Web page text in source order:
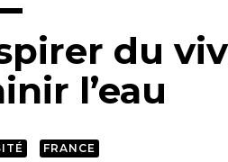
du
l’eau
FRANCE